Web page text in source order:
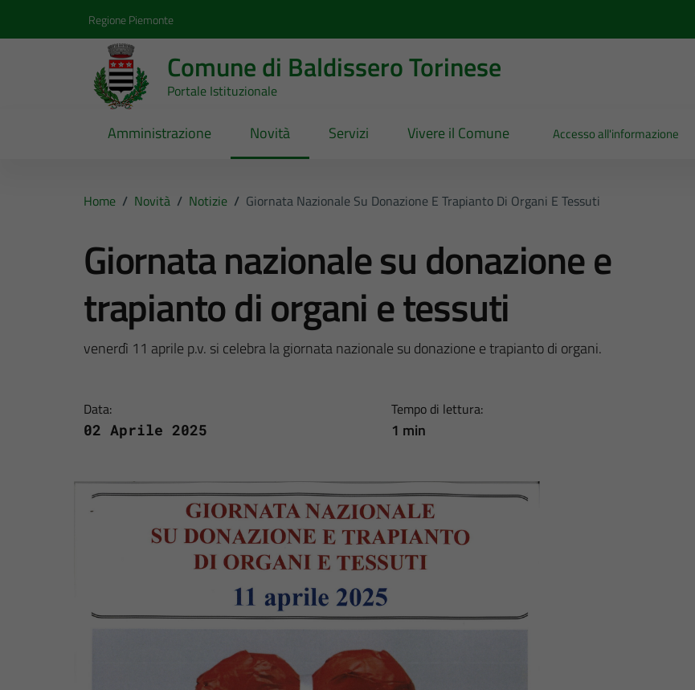
Regione Piemonte
Comune di Baldissero Torinese
Portale Istituzionale
Amministrazione Novità Servizi Vivere il Comune Accesso all'informazione
Home / Novità / Notizie / Giornata Nazionale Su Donazione E Trapianto Di Organi E Tessuti
Giornata nazionale su donazione e
trapianto di organi e tessuti
venerdì 11 aprile p.v. si celebra la giornata nazionale su donazione e trapianto di organi.
Data:
02 Aprile 2025
Tempo di lettura:
1 min